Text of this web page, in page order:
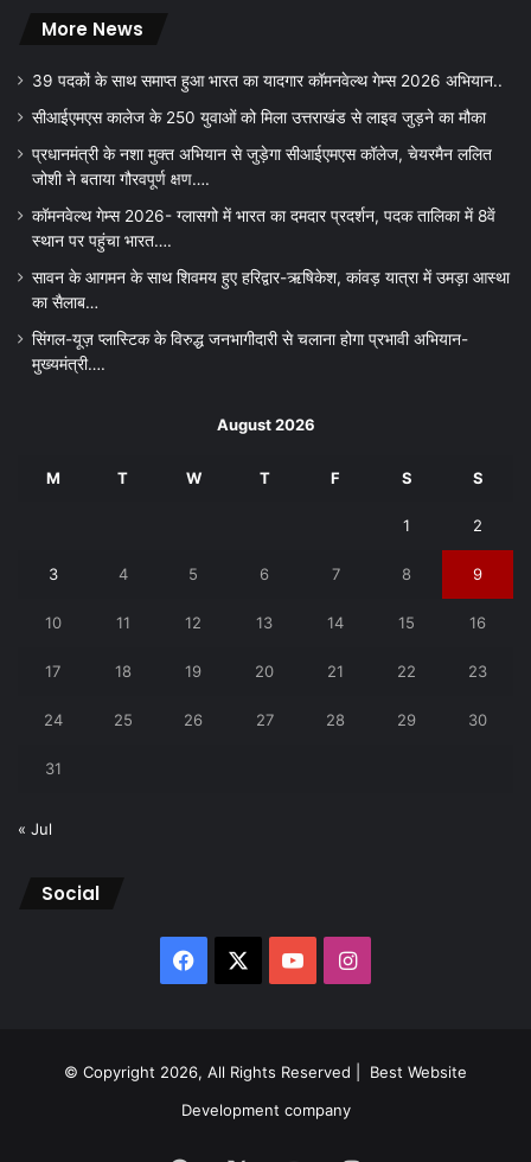
More News
39 पदकों के साथ समाप्त हुआ भारत का यादगार कॉमनवेल्थ गेम्स 2026 अभियान..
सीआईएमएस कालेज के 250 युवाओं को मिला उत्तराखंड से लाइव जुड़ने का मौका
प्रधानमंत्री के नशा मुक्त अभियान से जुड़ेगा सीआईएमएस कॉलेज, चेयरमैन ललित
जोशी ने बताया गौरवपूर्ण क्षण….
कॉमनवेल्थ गेम्स 2026- ग्लासगो में भारत का दमदार प्रदर्शन, पदक तालिका में 8वें
स्थान पर पहुंचा भारत….
सावन के आगमन के साथ शिवमय हुए हरिद्वार-ऋषिकेश, कांवड़ यात्रा में उमड़ा आस्था
का सैलाब…
सिंगल-यूज़ प्लास्टिक के विरुद्ध जनभागीदारी से चलाना होगा प्रभावी अभियान-
मुख्यमंत्री….
August 2026
M T W T F S S
1 2
3 4 5 6 7 8 9
10 11 12 13 14 15 16
17 18 19 20 21 22 23
24 25 26 27 28 29 30
31
« Jul
Social
Facebook YouTubeInstagram
© Copyright 2026, All Rights Reserved | Best Website
Development company